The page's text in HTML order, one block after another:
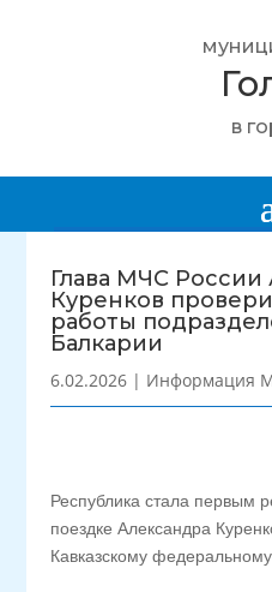
в
Глава МЧС России
Куренков
работы
Балкарии
6.02.2026 | Информация
Республика стала первым
поездке Александра
Кавказскому федеральному